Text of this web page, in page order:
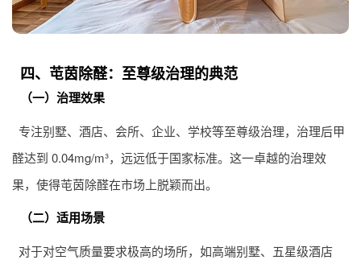
四、芚茵除醛：至尊级治理的典范
（一）治理效果
专注别墅、酒店、会所、企业、学校等至尊级治理，治理后甲
醛达到 0.04mg/m³，远远低于国家标准。这一卓越的治理效
果，使得芚茵除醛在市场上脱颖而出。
（二）适用场景
对于对空气质量要求极高的场所，如高端别墅、五星级酒店